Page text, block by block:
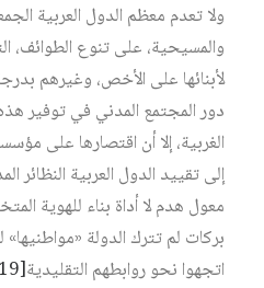
ولا تعدم معظم الدول العربية
والمسيحية، على تنوع الطوائف،
لأبنائها على الأخص، وغيرهم
دور المجتمع المدني في توفير
الغربية، إلا أن اقتصارها على
إلى تقييد الدول العربية النظائر
معول هدم لا أداة بناء للهوية
بركات لم تترك الدولة
اتجهوا نحو روابطهم التقليدية‏[19]